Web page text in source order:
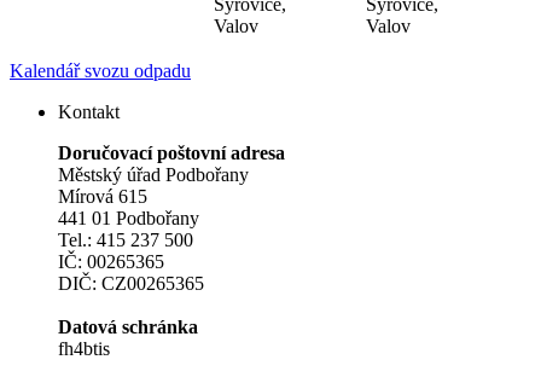
Valov
Valov
Kalendář svozu odpadu
Kontakt
Doručovací poštovní adresa
Městský úřad Podbořany
Mírová 615
441 01 Podbořany
Tel.: 415 237 500
IČ: 00265365
DIČ: CZ00265365
Datová schránka
fh4btis